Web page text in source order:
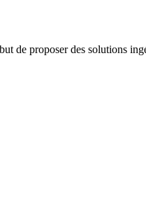
de proposer des solutions